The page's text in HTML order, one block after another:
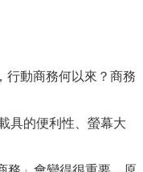
行動商務何以來？商務
具的便利性、螢幕大